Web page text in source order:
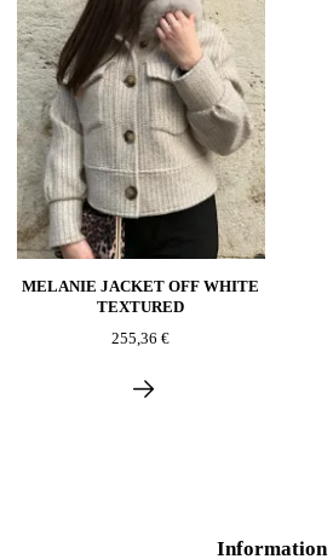
MELANIE JACKET OFF WHITE
TEXTURED
255,36 €
Information